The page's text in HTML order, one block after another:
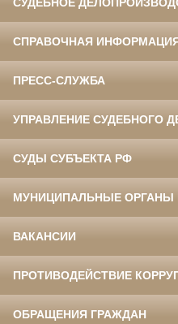
СПРАВОЧНАЯ
ПРЕСС-СЛУЖБА
УПРАВЛЕНИЕ СУДЕБНОГО
СУДЫ СУБЪЕКТА РФ
МУНИЦИПАЛЬНЫЕ ОРГАНЫ
ВАКАНСИИ
ПРОТИВОДЕЙСТВИЕ
ОБРАЩЕНИЯ ГРАЖДАН